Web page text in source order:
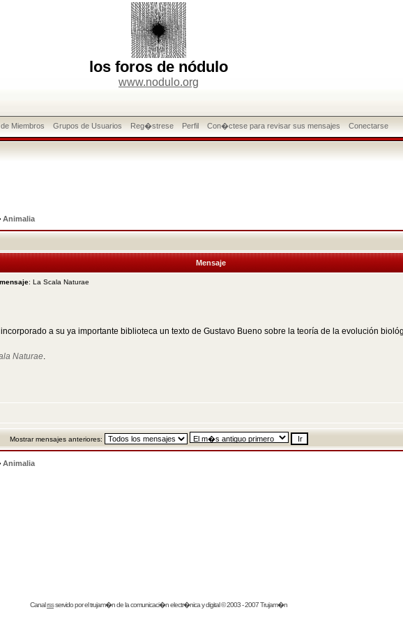
los foros de nódulo
www.nodulo.org
Miembros Grupos de Usuarios Reg�strese Perfil Con�ctese para revisar sus mensajes Conectarse
Animalia
Mensaje
: La Scala Naturae
a su ya importante biblioteca un texto de Gustavo Bueno sobre la teoría de la evolución
Naturae.
Mostrar mensajes anteriores:
Animalia
Canalrssservido por eltrujam�nde la comunicaci�n electr�nica y digital © 2003 - 2007 Trujam�n